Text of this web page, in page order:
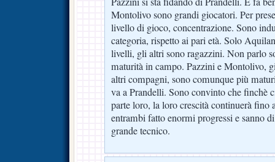
Montolivo sono grandi giocatori. Per
livello di gioco, concentrazione. Sono
categoria, rispetto ai pari età. Solo
livelli, gli altri sono ragazzini. Non parlo
maturità in campo. Pazzini e Montolivo,
altri compagni, sono comunque più
va a Prandelli. Sono convinto che finchè
parte loro, la loro crescità continuerà fino
entrambi fatto enormi progressi e sanno
grande tecnico.